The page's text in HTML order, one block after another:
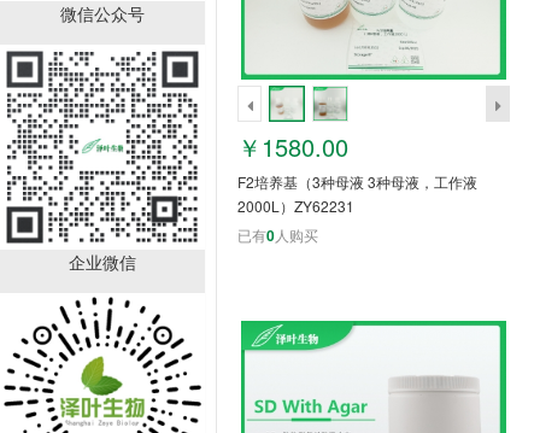
微信公众号
企业微信
￥1298.00
已有 0人购买
SD/-His/-Leu/-Met/-Trp
with Agar ZY1167a
￥1298.00
已有0人购买
￥1580.00
F2培养基（3种母液 3种母液，工作液
2000L）ZY62231
已有0人购买